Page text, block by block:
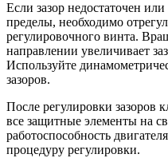
Если зазор недостаточен
пределы, необходимо
регулировочного винта.
направлении увеличивает
Используйте
зазоров.
После регулировки зазоров
все защитные элементы на
работоспособность
процедуру регулировки.